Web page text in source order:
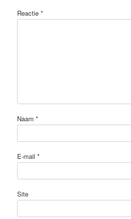
Reactie *
Naam *
E-mail *
Site